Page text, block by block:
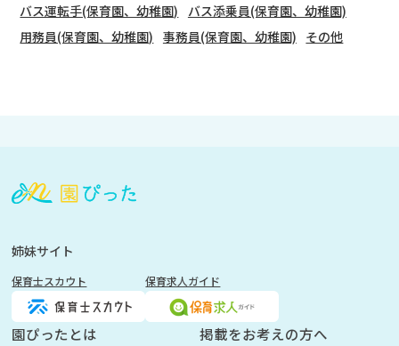
バス運転手(保育園、幼稚園)
バス添乗員(保育園、幼稚園)
用務員(保育園、幼稚園) 事務員(保育園、幼稚園) その他
登
く
姉妹サイト
保育士スカウト 保育求人ガイド
園ぴったとは 掲載をお考えの方へ